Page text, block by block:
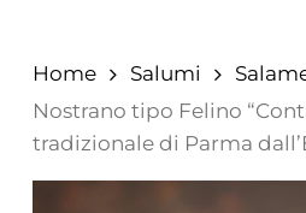
Home Salumi
Nostrano tipo Felino
tradizionale di Parma